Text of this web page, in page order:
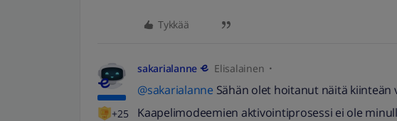
Tykkää
+25
sakarialanne Elisalainen
@sakarialanne Sähän olet hoitanut näitä kiinteän
Kaapelimodeemien aktivointiprosessi ei ole